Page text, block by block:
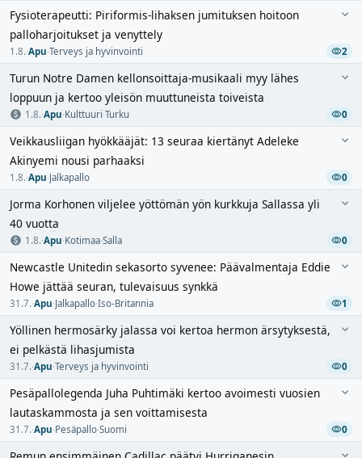
Fysioterapeutti: Piriformis-lihaksen jumituksen hoitoon
palloharjoitukset ja venyttely
1.8.·Apu·Terveys ja hyvinvointi 2
Turun Notre Damen kellonsoittaja-musikaali myy lähes
loppuun ja kertoo yleisön muuttuneista toiveista
1.8.·Apu·Kulttuuri·Turku 0
Veikkausliigan hyökkääjät: 13 seuraa kiertänyt Adeleke
Akinyemi nousi parhaaksi
1.8.·Apu·Jalkapallo 0
Jorma Korhonen viljelee yöttömän yön kurkkuja Sallassa yli
40 vuotta
1.8.·Apu·Kotimaa·Salla 0
Newcastle Unitedin sekasorto syvenee: Päävalmentaja Eddie
Howe jättää seuran, tulevaisuus synkkä
31.7.·Apu·Jalkapallo·Iso-Britannia 1
Yöllinen hermosärky jalassa voi kertoa hermon ärsytyksestä,
ei pelkästä lihasjumista
31.7.·Apu·Terveys ja hyvinvointi 0
Pesäpallolegenda Juha Puhtimäki kertoo avoimesti vuosien
lautaskammosta ja sen voittamisesta
31.7.·Apu·Pesäpallo·Suomi 0